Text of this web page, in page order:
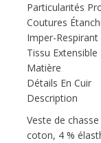
Particularités
Coutures
Imper-Respirant
Tissu Extensible
Matière
Détails En Cuir
Description
Veste de
coton, 4 %